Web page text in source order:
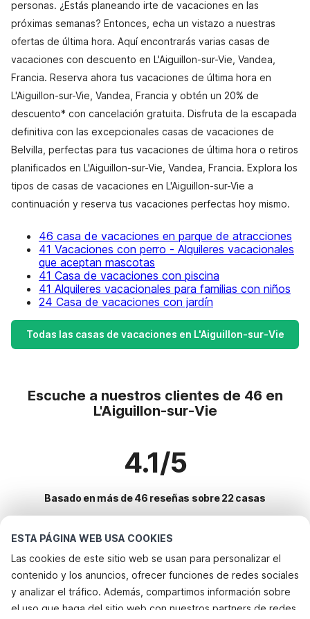
ESTA PÁGINA WEB USA COOKIES
Las cookies de este sitio web se usan para personalizar el
contenido y los anuncios, ofrecer funciones de redes sociales
y analizar el tráfico. Además, compartimos información sobre
el uso que haga del sitio web con nuestros partners de redes
personas. ¿Estás planeando irte de vacaciones en las
próximas semanas? Entonces, echa un vistazo a nuestras
ofertas de última hora. Aquí encontrarás varias casas de
vacaciones con descuento en L'Aiguillon-sur-Vie, Vandea,
Francia. Reserva ahora tus vacaciones de última hora en
L'Aiguillon-sur-Vie, Vandea, Francia y obtén un 20% de
descuento* con cancelación gratuita. Disfruta de la escapada
definitiva con las excepcionales casas de vacaciones de
Belvilla, perfectas para tus vacaciones de última hora o retiros
planificados en L'Aiguillon-sur-Vie, Vandea, Francia. Explora los
tipos de casas de vacaciones en L'Aiguillon-sur-Vie a
continuación y reserva tus vacaciones perfectas hoy mismo.
46 casa de vacaciones en parque de atracciones
41 Vacaciones con perro - Alquileres vacacionales
que aceptan mascotas
41 Casa de vacaciones con piscina
41 Alquileres vacacionales para familias con niños
24 Casa de vacaciones con jardín
Todas las casas de vacaciones en L'Aiguillon-sur-Vie
Escuche a nuestros clientes de 46 en
L'Aiguillon-sur-Vie
4.1/5
Basado en más de 46 reseñas sobre 22 casas
Destinos más populares para vacaciones
Ciudades con los mejores servicios para vacaciones
Casa de vacaciones con jardín fontenay-sur-mer
Servicios populares para vacaciones en Laiguillon-sur-vie